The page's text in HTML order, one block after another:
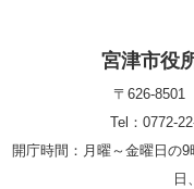
宮津市役
〒626-8501
Tel：0772-
開庁時間：月曜～金曜日の
日